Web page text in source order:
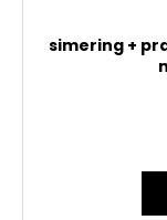
simering +